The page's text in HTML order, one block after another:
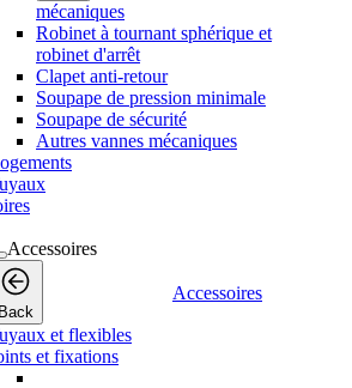
mécaniques
Robinet à tournant sphérique et
robinet d'arrêt
Clapet anti-retour
Soupape de pression minimale
Soupape de sécurité
Autres vannes mécaniques
Accessoires
Back
Accessoires
et flexibles
et fixations